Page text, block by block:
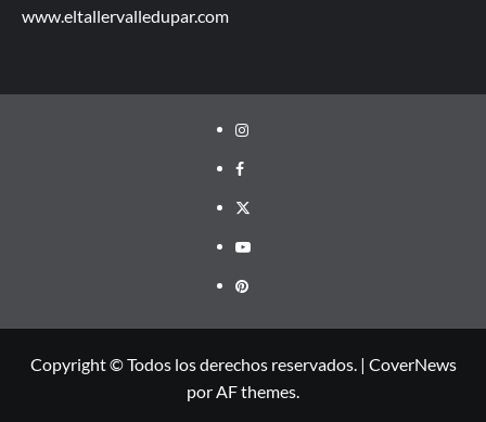
www.eltallervalledupar.com
Instagram
facebook
twitter
youtube
pinterest
Copyright © Todos los derechos reservados. | CoverNews
por AF themes.